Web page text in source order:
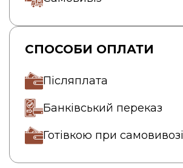
СПОСОБИ ОПЛАТИ
Післяплата
Банківський переказ
Готівкою при самовивозі